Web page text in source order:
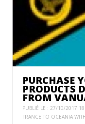
PURCHASE
PRODUCTS
FROM
PUBLIÉ LE : 27/10/2017
FRANCE TO OCEANIA